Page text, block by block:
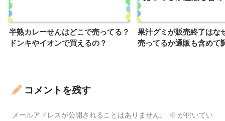
半熟カレーせんはどこで売ってる？
ドンキやイオンで買えるの？
果汁グミが販売終了はな
売ってるか通販も含めて
コメントを残す
メールアドレスが公開されることはありません。 ※ が付いてい